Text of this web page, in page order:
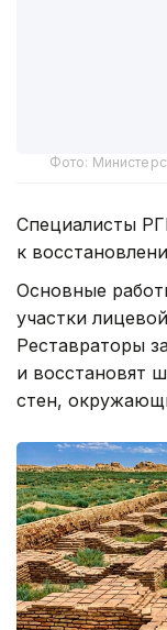
Специалисты
к
Основные
участки
Реставраторы
и восстановят